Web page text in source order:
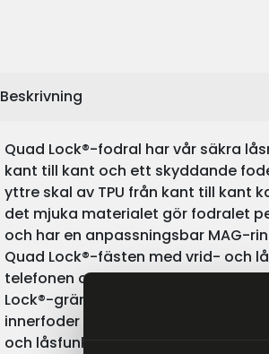
Beskrivning
Quad Lock®-fodral har vår säkra
kant till kant och ett skyddande
yttre skal av TPU från kant till kant
det mjuka materialet gör fodralet
och har en anpassningsbar MAG-
Quad Lock®-fästen med vrid- och
telefonen och magneterna gör
Lock®-gränssnitt MAG-ring med
innerfoder Stötabsorberande skal
och låsfunktion Kompatibelt med